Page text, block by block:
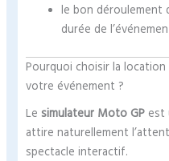
le bon déroulement
durée de
Pourquoi choisir la
votre événement ?
Le simulateur Moto GP est
attire naturellement
spectacle interactif.